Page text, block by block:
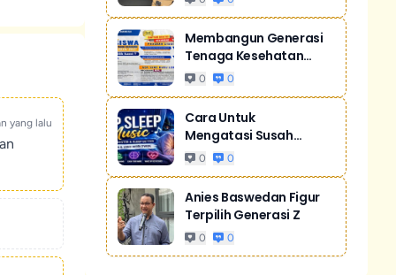
yang lalu
Membangun Generasi
Tenaga Kesehatan
Unggul Dan Men...
0 0
Cara Untuk
Mengatasi Susah
Tidur Akibat Stres
0 0
Anies Baswedan Figur
Terpilih Generasi Z
0 0